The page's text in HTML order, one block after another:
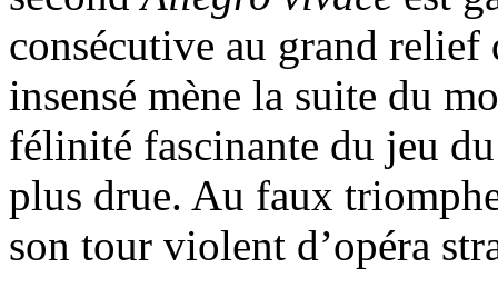
consécutive au grand
insensé mène la suite du
félinité fascinante du jeu
plus drue. Au faux
son tour violent d’opéra